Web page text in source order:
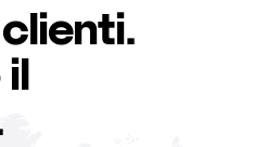
clienti.